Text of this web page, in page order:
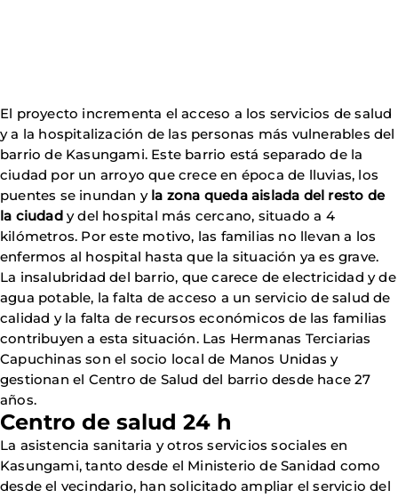
El proyecto incrementa el acceso a los servicios de salud
y a la hospitalización de las personas más vulnerables del
barrio de Kasungami. Este barrio está separado de la
ciudad por un arroyo que crece en época de lluvias, los
puentes se inundan y la zona queda aislada del resto de
la ciudady del hospital más cercano, situado a 4
kilómetros. Por este motivo, las familias no llevan a los
enfermos al hospital hasta que la situación ya es grave.
La insalubridad del barrio, que carece de electricidad y de
agua potable, la falta de acceso a un servicio de salud de
calidad y la falta de recursos económicos de las familias
contribuyen a esta situación. Las Hermanas Terciarias
Capuchinas son el socio local de Manos Unidas y
gestionan el Centro de Salud del barrio desde hace 27
años.
Centro de salud 24 h
La asistencia sanitaria y otros servicios sociales en
Kasungami, tanto desde el Ministerio de Sanidad como
desde el vecindario, han solicitado ampliar el servicio del